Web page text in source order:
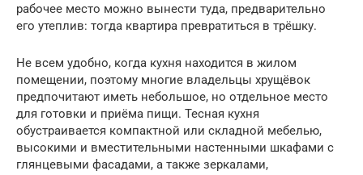
рабочее место можно вынести туда, предварительно
его утеплив: тогда квартира превратиться в трёшку.
Не всем удобно, когда кухня находится в жилом
помещении, поэтому многие владельцы хрущёвок
предпочитают иметь небольшое, но отдельное место
для готовки и приёма пищи. Тесная кухня
обустраивается компактной или складной мебелью,
высокими и вместительными настенными шкафами с
глянцевыми фасадами, а также зеркалами,